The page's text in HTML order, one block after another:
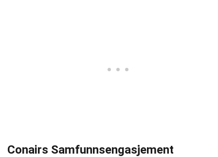
Conairs Samfunnsengasjement